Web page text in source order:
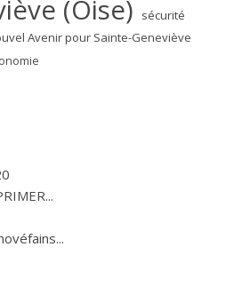
(Oise) sécurité
Avenir pour Sainte-Geneviève